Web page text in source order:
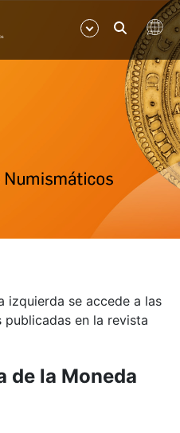
izquierda se accede a las
publicadas en la revista
de la Moneda